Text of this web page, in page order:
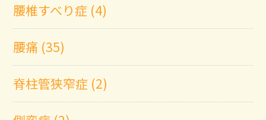
腰椎すべり症 (4)
腰痛 (35)
脊柱管狭窄症 (2)